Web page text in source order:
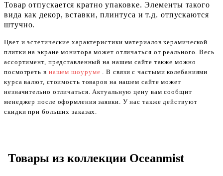
Товар отпускается кратно упаковке. Элементы такого
вида как декор, вставки, плинтуса и т.д. отпускаются
штучно.
Цвет и эстетические характеристики материалов керамической
плитки на экране монитора может отличаться от реального. Весь
ассортимент, представленный на нашем сайте также можно
посмотреть в нашем шоуруме . В связи с частыми колебаниями
курса валют, стоимость товаров на нашем сайте может
незначительно отличаться. Актуальную цену вам сообщит
менеджер после оформления заявки. У нас также действуют
скидки при больших заказах.
Товары из коллекции Oceanmist